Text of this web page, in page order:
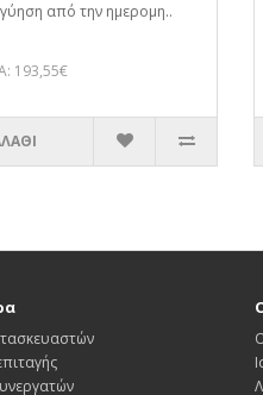
από την ημερομη..
193,55€